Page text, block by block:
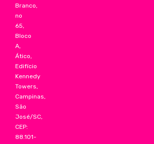
Branco,
no
65,
Bloco
A,
Ático,
Edifício
Kennedy
Towers,
Campinas,
São
José/SC,
CEP:
88.101-